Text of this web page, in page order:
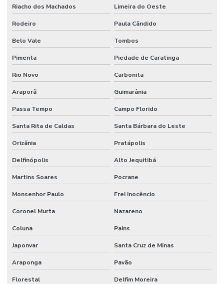
Riacho dos Machados Limeira do Oeste
Rodeiro Paula Cândido
Belo Vale Tombos
Pimenta Piedade de Caratinga
Rio Novo Carbonita
Araporã Guimarânia
Passa Tempo Campo Florido
Santa Rita de Caldas Santa Bárbara do Leste
Orizânia Pratápolis
Delfinópolis Alto Jequitibá
Martins Soares Pocrane
Monsenhor Paulo Frei Inocêncio
Coronel Murta Nazareno
Coluna Pains
Japonvar Santa Cruz de Minas
Araponga Pavão
Florestal Delfim Moreira